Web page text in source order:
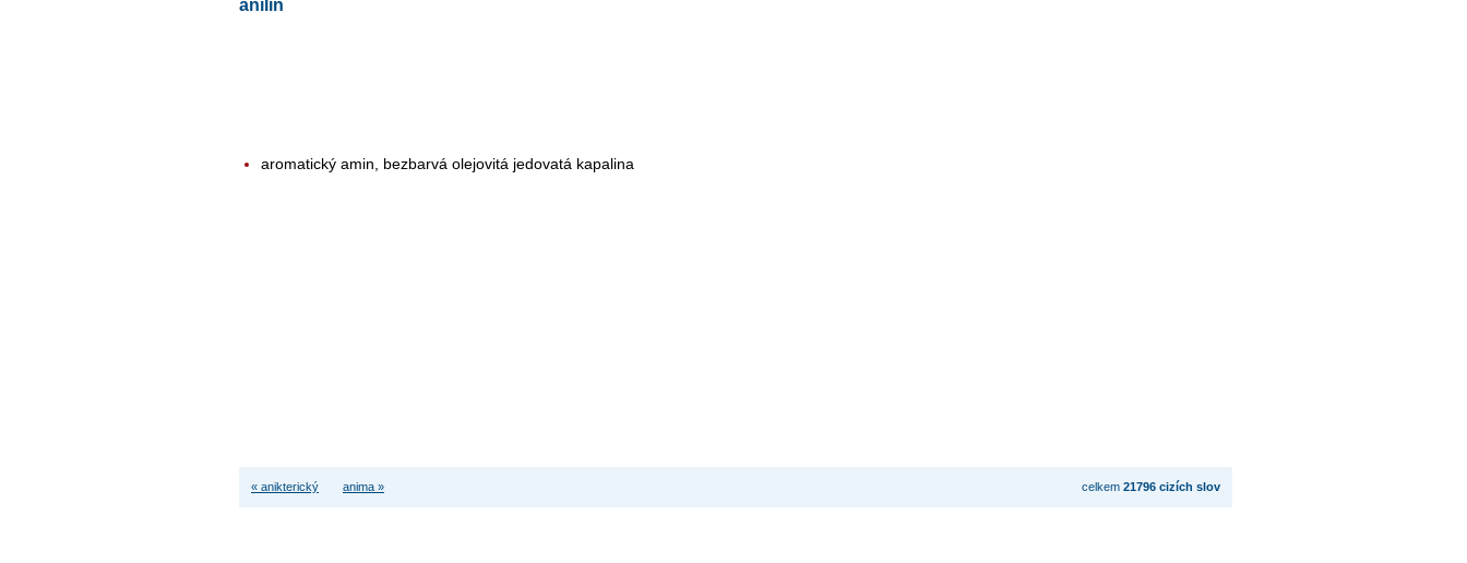
anilin
aromatický amin, bezbarvá olejovitá jedovatá kapalina
celkem 21796 cizích slov
« anikterický anima »